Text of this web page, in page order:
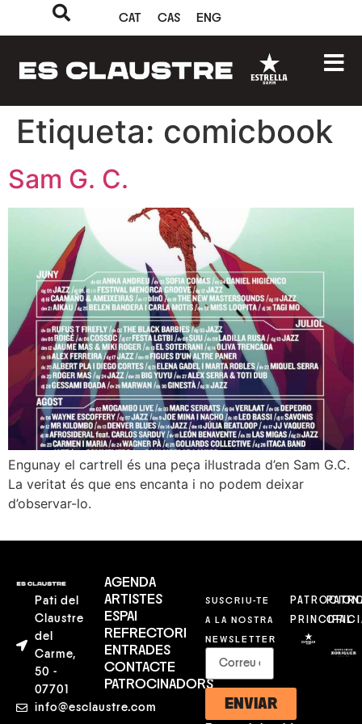
CAT CAS ENG
Etiqueta: comicbook
Sam G. C.
Engunay el cartrell és una peça il·lustrada d’en Sam G.C.
La veritat és que ens encanta i no podem deixar
d’observar-lo.
Pati del
Claustre
del
Carme,
50 -
07701
info@esclaustre.com
AGENDA
ARTISTES
ESPAI
REFRECTORI
ENTRADES
CONTACTE
PATROCINADORS
SUSCRIU-TE
A LA NOSTRA
NEWSLETTER
ENVIAR
PRINCIPAL